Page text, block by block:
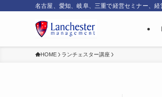
名古屋、愛知、岐阜、三重で経営セミナー、
HOME ランチェスター講座